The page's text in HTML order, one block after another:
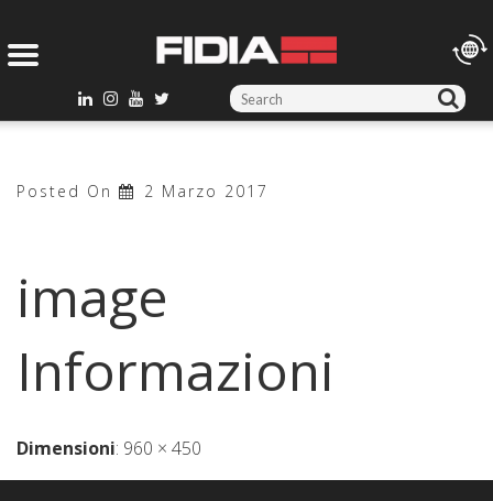
S
e
c
Posted On 2 Marzo 2017
image
Informazioni
Dimensioni: 960 × 450